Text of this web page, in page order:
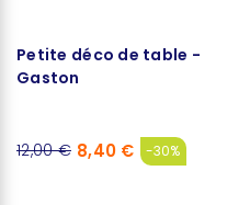
Petite déco de table -
Gaston
12,00 € 8,40 € -30%